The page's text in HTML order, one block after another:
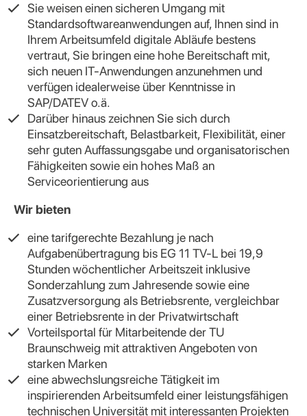
Sie weisen einen sicheren Umgang mit
Standardsoftwareanwendungen auf, Ihnen sind in
Ihrem Arbeitsumfeld digitale Abläufe bestens
vertraut, Sie bringen eine hohe Bereitschaft mit,
sich neuen IT-Anwendungen anzunehmen und
verfügen idealerweise über Kenntnisse in
SAP/DATEV o.ä.
Darüber hinaus zeichnen Sie sich durch
Einsatzbereitschaft, Belastbarkeit, Flexibilität, einer
sehr guten Auffassungsgabe und organisatorischen
Fähigkeiten sowie ein hohes Maß an
Serviceorientierung aus
Wir bieten
eine tarifgerechte Bezahlung je nach
Aufgabenübertragung bis EG 11 TV-L bei 19,9
Stunden wöchentlicher Arbeitszeit inklusive
Sonderzahlung zum Jahresende sowie eine
Zusatzversorgung als Betriebsrente, vergleichbar
einer Betriebsrente in der Privatwirtschaft
Vorteilsportal für Mitarbeitende der TU
Braunschweig mit attraktiven Angeboten von
starken Marken
eine abwechslungsreiche Tätigkeit im
inspirierenden Arbeitsumfeld einer leistungsfähigen
technischen Universität mit interessanten Projekten